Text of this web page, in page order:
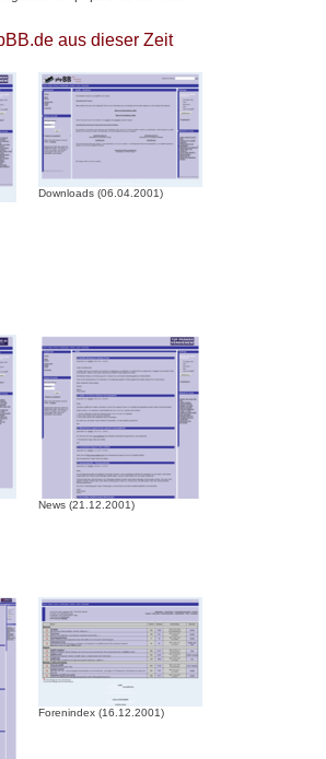
aus dieser Zeit
Downloads (06.04.2001)
News (21.12.2001)
Forenindex (16.12.2001)